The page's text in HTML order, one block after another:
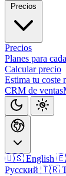
Precios
Precios
Planes para
Calcular precio
Estima tu coste
CRM de ventas
🇺🇸 English
Русский 🇹🇷